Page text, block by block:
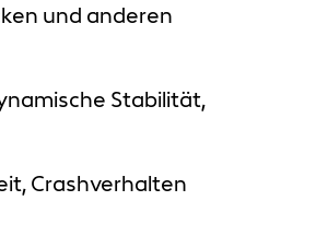
und anderen
Stabilität,
Crashverhalten